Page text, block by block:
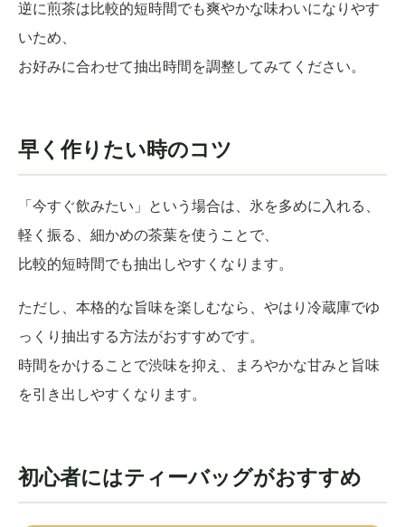
逆に煎茶は比較的短時間でも爽やかな味わいになりやす
いため、
お好みに合わせて抽出時間を調整してみてください。
早く作りたい時のコツ
「今すぐ飲みたい」という場合は、氷を多めに入れる、
軽く振る、細かめの茶葉を使うことで、
比較的短時間でも抽出しやすくなります。
ただし、本格的な旨味を楽しむなら、やはり冷蔵庫でゆ
っくり抽出する方法がおすすめです。
時間をかけることで渋味を抑え、まろやかな甘みと旨味
を引き出しやすくなります。
初心者にはティーバッグがおすすめ